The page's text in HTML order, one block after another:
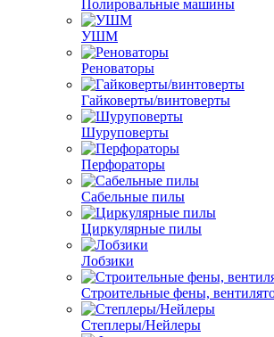
Полировальные машины
УШМ
Реноваторы
Гайковерты/винтоверты
Шуруповерты
Перфораторы
Сабельные пилы
Циркулярные пилы
Лобзики
Строительные фены,
Степлеры/Нейлеры